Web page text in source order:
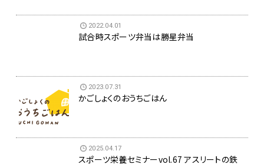
2022.04.01
試合時スポーツ弁当は勝星弁当
2023.07.31
かごしょくのおうちごはん
2025.04.17
スポーツ栄養セミナーvol.67 アスリートの鉄